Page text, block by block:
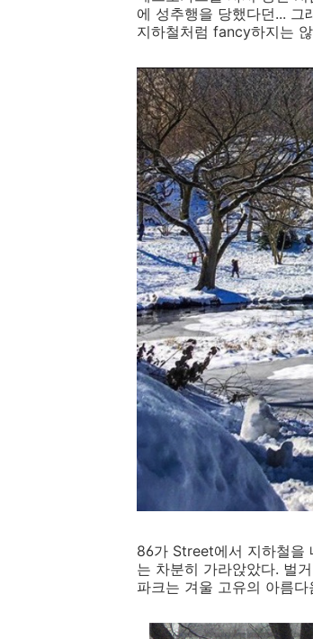
에 성추행을 당했다던... 그
지하철처럼 fancy하지는
86가 Street에서 지하철을
는 차분히 가라앉았다. 벌
파크는 겨울 고유의 아름